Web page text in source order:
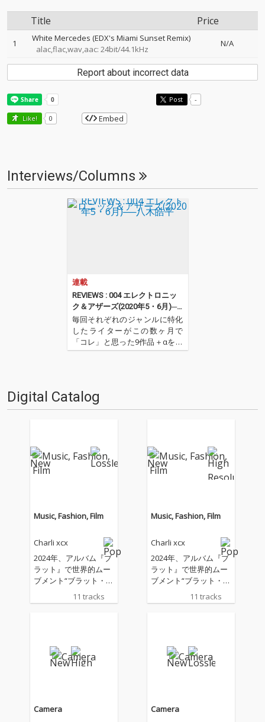
Title Price
1
White Mercedes (EDX's Miami Sunset Remix)
alac,flac,wav,aac: 24bit/44.1kHz
N/A
Report about incorrect data
Post -
Like! 0 Embed
Interviews/Columns
連載
REVIEWS : 004 エレクトロニッ
ク＆アザーズ(2020年5・6月)──
八木皓平
毎回それぞれのジャンルに特化
したライターがこの数ヶ月で
「コレ」と思った9作品＋αを紹
介するコーナー。今回はエレク
く、ベースラインも強調され
ず、ほとんどの楽曲はダンサブ
Digital Catalog
Music, Fashion, Film
Charli xcx
2024年、アルバム『ブ
ラット』で世界的ムー
ブメント“ブラット・サ
マー”を巻き起こし、音
楽やファッション、イ
チャーリーxcxが最新
作『ミュージック・フ
を告げたチャーリーｘ
ｃｘの新しい時代は何
11 tracks
Music, Fashion, Film
Charli xcx
2024年、アルバム『ブ
ラット』で世界的ムー
ブメント“ブラット・サ
マー”を巻き起こし、音
楽やファッション、イ
チャーリーxcxが最新
作『ミュージック・フ
を告げたチャーリーｘ
ｃｘの新しい時代は何
11 tracks
Camera Camera